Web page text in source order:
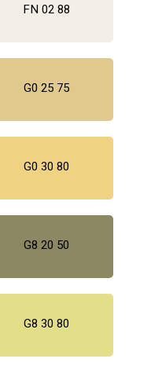
FN 02 88
G0 25 75
G0 30 80
G8 20 50
G8 30 80